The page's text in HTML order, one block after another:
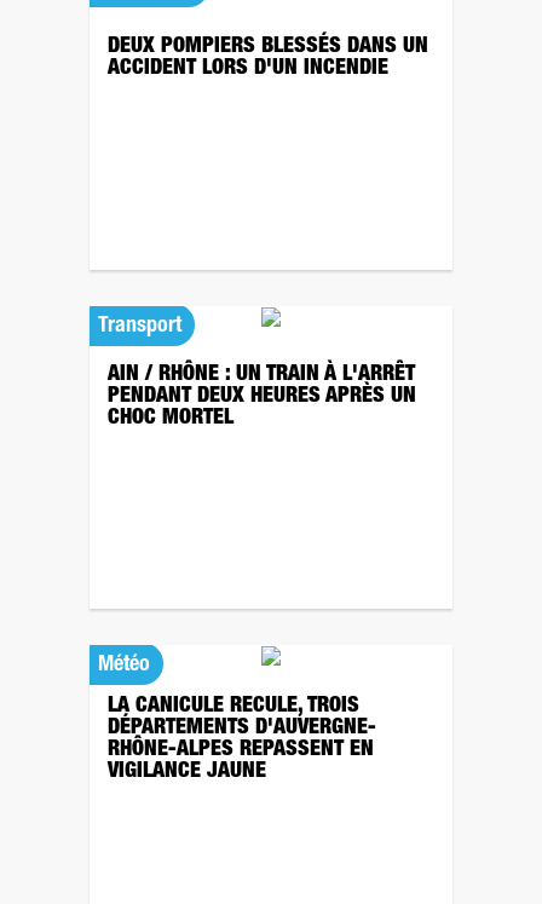
DEUX POMPIERS BLESSÉS DANS UN
ACCIDENT LORS D'UN INCENDIE
Transport
AIN / RHÔNE : UN TRAIN À L'ARRÊT
PENDANT DEUX HEURES APRÈS UN
CHOC MORTEL
Météo
LA CANICULE RECULE, TROIS
DÉPARTEMENTS D'AUVERGNE-
RHÔNE-ALPES REPASSENT EN
VIGILANCE JAUNE